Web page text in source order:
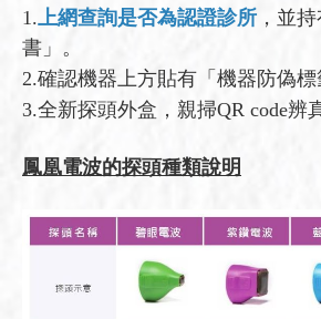
1.上網查詢是否為認證診所 ，並
書」。
2.確認機器上方貼有「機器防偽標
3.全新探頭外盒，親掃QR code辨
鳳凰電波的探頭種類說明